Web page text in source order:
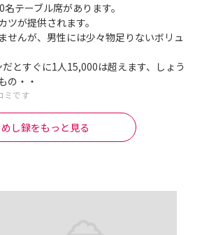
］
さなアミューズです
ップの燻製料理
の串揚げ
テーブル席があります。
ツが提供されます。
せんが、男性には少々物足りないボリュ
とすぐに1人15,000は超えます、しょう
の・・
ミです
めし録をもっと見る